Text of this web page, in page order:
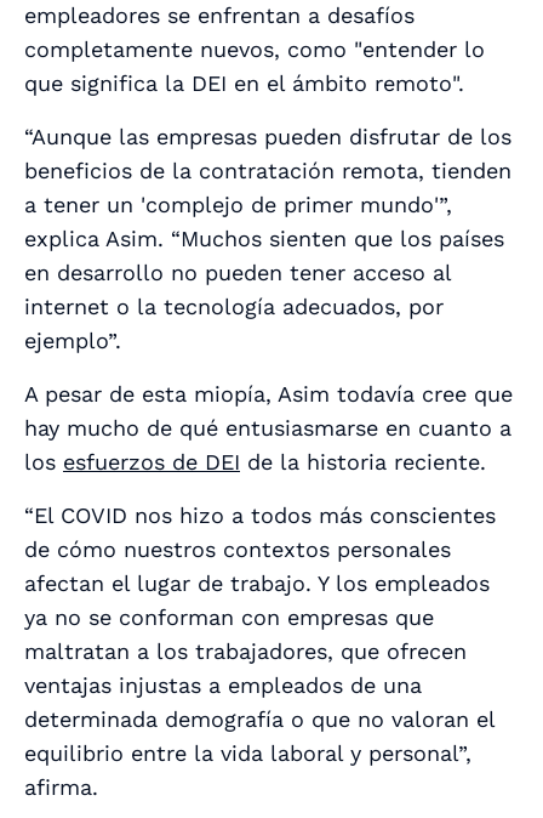
empleadores se enfrentan a desafíos
completamente nuevos, como "entender lo
que significa la DEI en el ámbito remoto".
“Aunque las empresas pueden disfrutar de los
beneficios de la contratación remota, tienden
a tener un 'complejo de primer mundo'”,
explica Asim. “Muchos sienten que los países
en desarrollo no pueden tener acceso al
internet o la tecnología adecuados, por
ejemplo”.
A pesar de esta miopía, Asim todavía cree que
hay mucho de qué entusiasmarse en cuanto a
los esfuerzos de DEI de la historia reciente.
“El COVID nos hizo a todos más conscientes
de cómo nuestros contextos personales
afectan el lugar de trabajo. Y los empleados
ya no se conforman con empresas que
maltratan a los trabajadores, que ofrecen
ventajas injustas a empleados de una
determinada demografía o que no valoran el
equilibrio entre la vida laboral y personal”,
afirma.